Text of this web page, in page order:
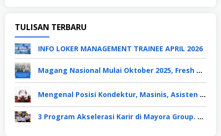
TULISAN TERBARU
INFO LOKER MANAGEMENT TRAINEE APRIL 2026
Magang Nasional Mulai Oktober 2025, Fresh Graduate Dapat Gaji UMP Selama 6 Bulan
Mengenal Posisi Kondektur, Masinis, Asisten PPKA, Pemeliharaan Sarana dan Prasarana, Polsuska (Polisi Khusus Kereta Api), di PT KAI
3 Program Akselerasi Karir di Mayora Group. Apa Saja? Berikut Penjelasannya